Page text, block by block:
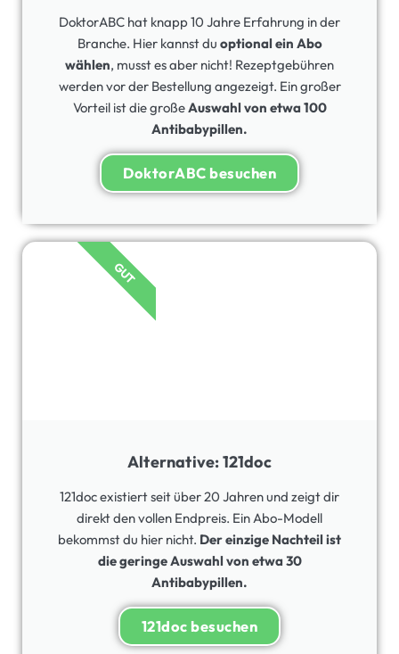
DoktorABC hat knapp 10 Jahre Erfahrung in der
Branche. Hier kannst du optional ein Abo
wählen, musst es aber nicht! Rezeptgebühren
werden vor der Bestellung angezeigt. Ein großer
Vorteil ist die großeAuswahl von etwa 100
Antibabypillen.
DoktorABC besuchen
Alternative: 121doc
121doc existiert seit über 20 Jahren und zeigt dir
direkt den vollen Endpreis. Ein Abo-Modell
bekommst du hier nicht. Der einzige Nachteil ist
die geringe Auswahl von etwa 30
Antibabypillen.
121doc besuchen
GUT